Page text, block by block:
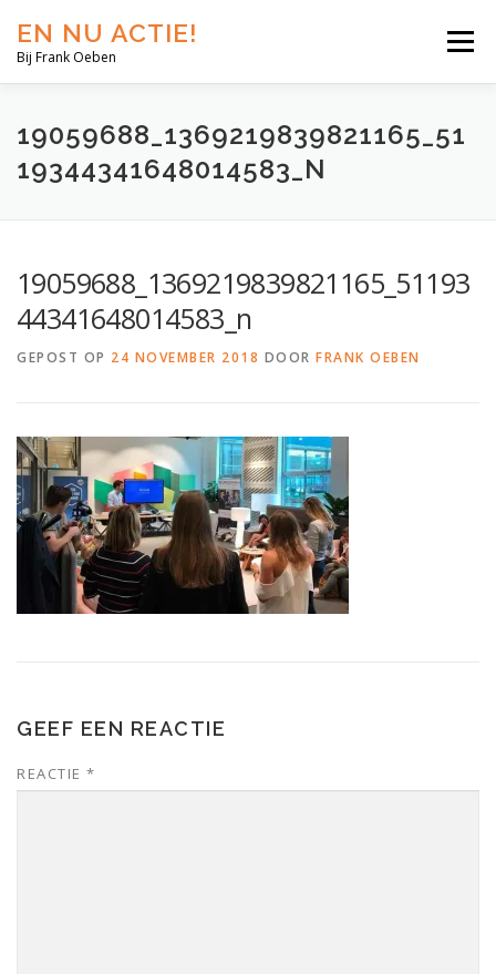
EN NU ACTIE!
Bij Frank Oeben
Menu
EN NU JIJ! EN NU WIJ! EN NU EERLIJK!
19059688_1369219839821165_51
19344341648014583_N
19059688_1369219839821165_51193
44341648014583_n
GEPOST OP 24 NOVEMBER 2018 DOOR FRANK OEBEN
GEEF EEN REACTIE
REACTIE *